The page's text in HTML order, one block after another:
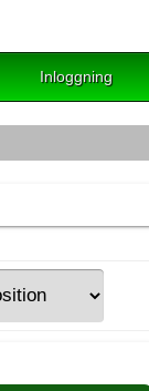
Inloggning